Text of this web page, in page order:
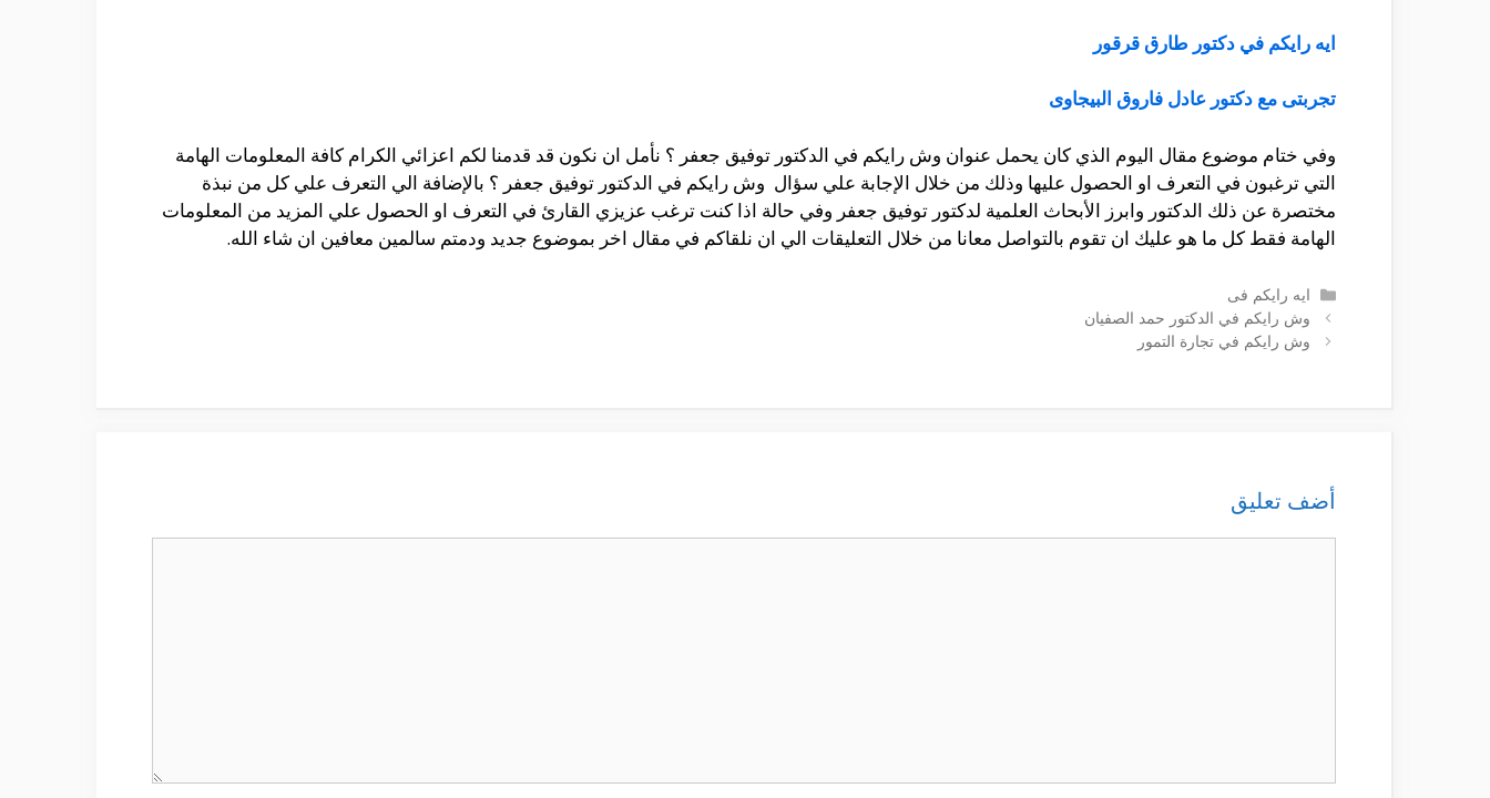
ايه رايكم في دكتور طارق قرقور
تجربتى مع دكتور عادل فاروق البيجاوى
وفي ختام موضوع مقال اليوم الذي كان يحمل عنوان وش رايكم في الدكتور توفيق جعفر ؟ نأمل ان نكون قد قدمنا لكم اعزائي الكرام كافة المعلومات الهامة
التي ترغبون في التعرف او الحصول عليها وذلك من خلال الإجابة علي سؤال وش رايكم في الدكتور توفيق جعفر ؟ بالإضافة الي التعرف علي كل من نبذة
مختصرة عن ذلك الدكتور وابرز الأبحاث العلمية لدكتور توفيق جعفر وفي حالة اذا كنت ترغب عزيزي القارئ في التعرف او الحصول علي المزيد من المعلومات
الهامة فقط كل ما هو عليك ان تقوم بالتواصل معانا من خلال التعليقات الي ان نلقاكم في مقال اخر بموضوع جديد ودمتم سالمين معافين ان شاء الله.
التصنيفات
ايه رايكم فى
وش رايكم في الدكتور حمد الصفيان
وش رايكم في تجارة التمور
أضف تعليق